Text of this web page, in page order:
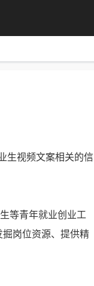
生视频文案相关的信
等青年就业创业工
岗位资源、提供精